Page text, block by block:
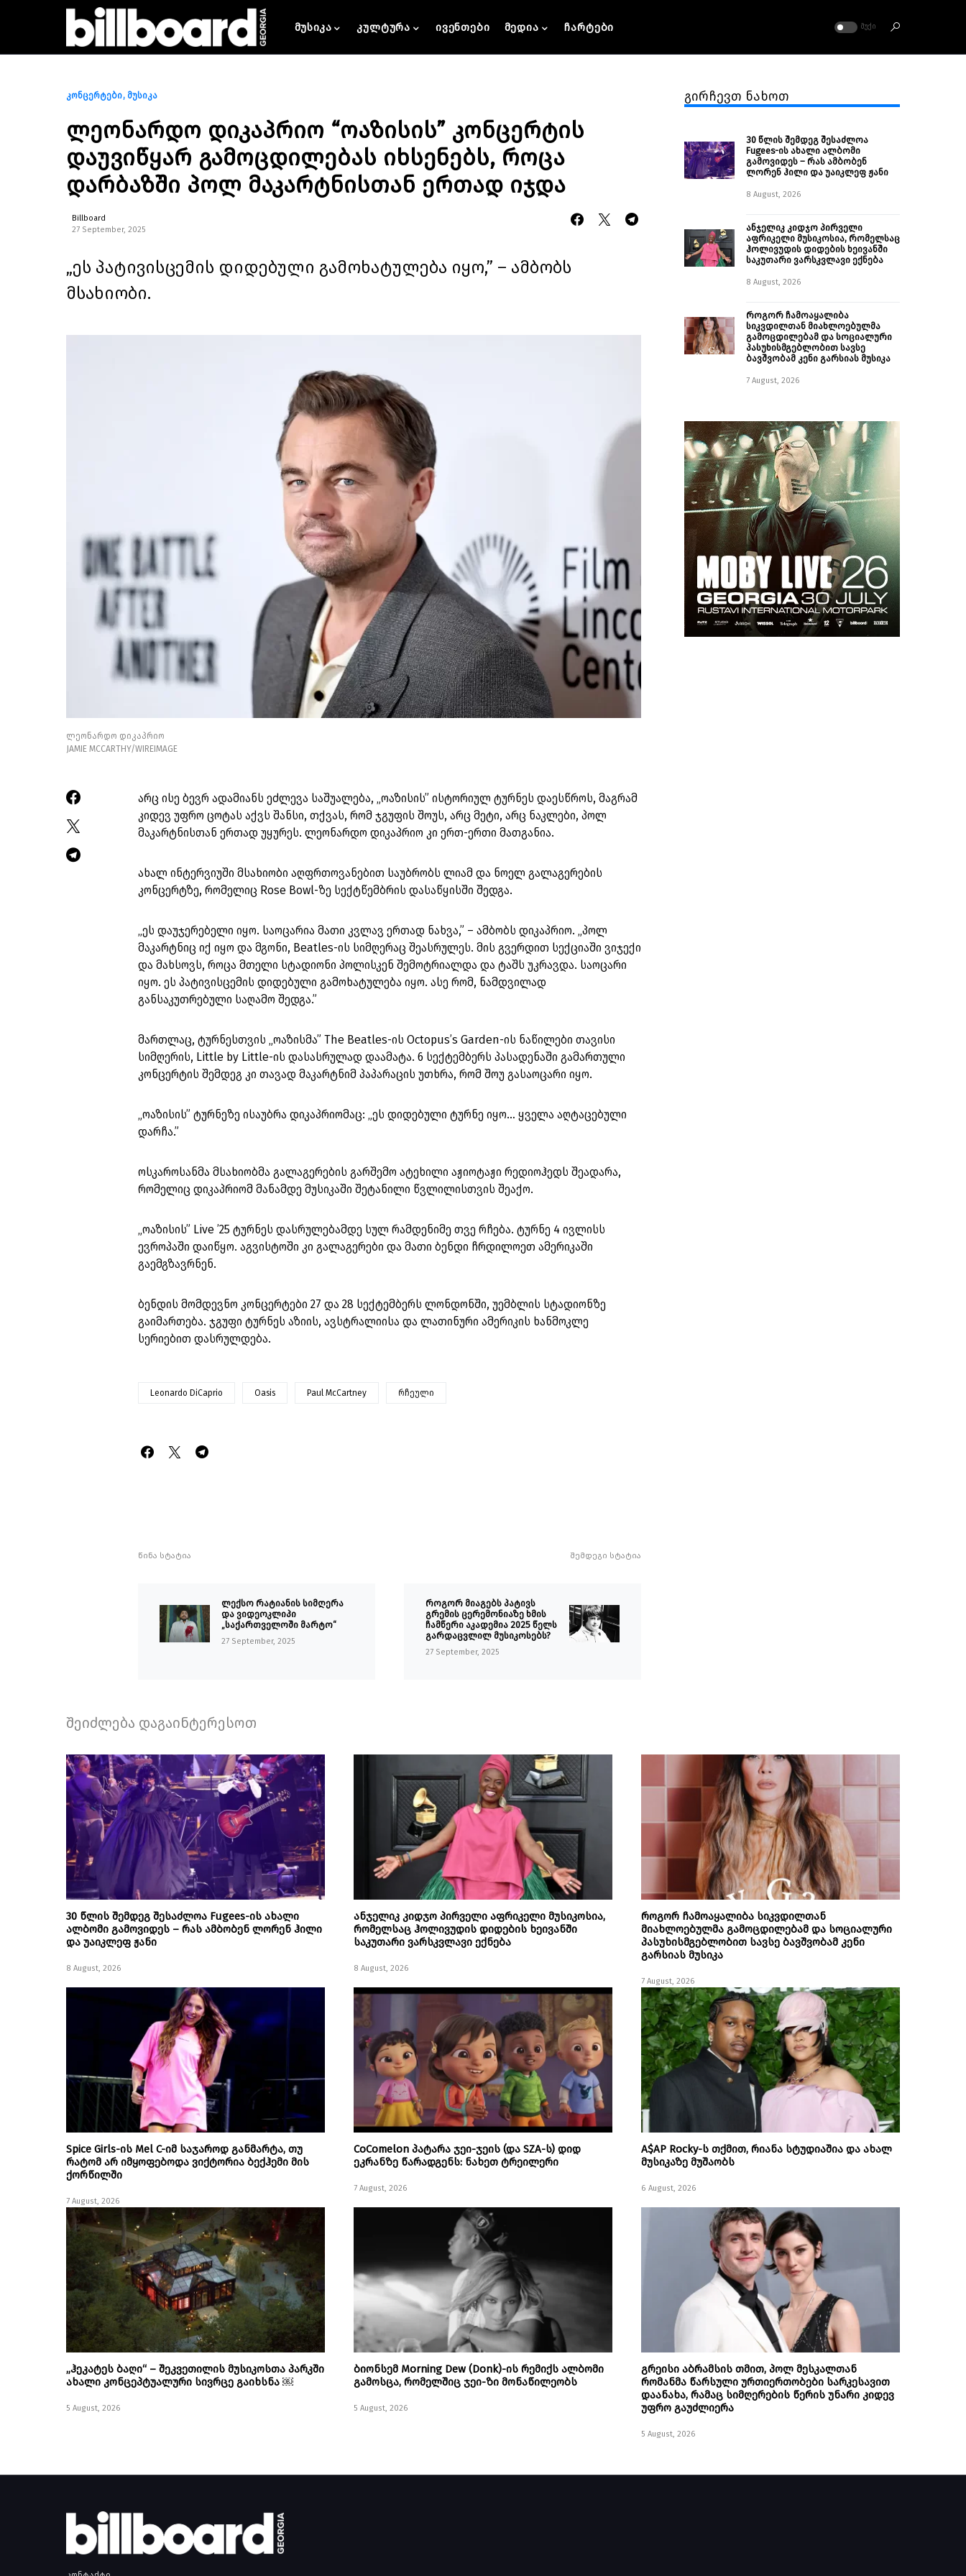
მუსიკა კულტურა ივენთები მედია ჩარტები ᲛᲣᲥᲘ
კონცერტები მუსიკა
ლეონარდო დიკაპრიო “ოაზისის” კონცერტის
დაუვიწყარ გამოცდილებას იხსენებს, როცა
დარბაზში პოლ მაკარტნისთან ერთად იჯდა
Billboard
27 September, 2025
„ეს პატივისცემის დიდებული გამოხატულება იყო,” – ამბობს
მსახიობი.
ლეონარდო დიკაპრიო
JAMIE MCCARTHY/WIREIMAGE
არც ისე ბევრ ადამიანს ეძლევა საშუალება, „ოაზისის” ისტორიულ ტურნეს დაესწროს, მაგრამ
კიდევ უფრო ცოტას აქვს შანსი, თქვას, რომ ჯგუფის შოუს, არც მეტი, არც ნაკლები, პოლ
მაკარტნისთან ერთად უყურეს. ლეონარდო დიკაპრიო კი ერთ-ერთი მათგანია.
ახალ ინტერვიუში მსახიობი აღფრთოვანებით საუბრობს ლიამ და ნოელ გალაგერების
კონცერტზე, რომელიც Rose Bowl-ზე სექტწემბრის დასაწყისში შედგა.
„ეს დაუჯერებელი იყო. საოცარია მათი კვლავ ერთად ნახვა,” – ამბობს დიკაპრიო. „პოლ
მაკარტნიც იქ იყო და მგონი, Beatles-ის სიმღერაც შეასრულეს. მის გვერდით სექციაში ვიჯექი
და მახსოვს, როცა მთელი სტადიონი პოლისკენ შემოტრიალდა და ტაშს უკრავდა. საოცარი
იყო. ეს პატივისცემის დიდებული გამოხატულება იყო. ასე რომ, ნამდვილად
განსაკუთრებული საღამო შედგა.”
მართლაც, ტურნესთვის „ოაზისმა” The Beatles-ის Octopus’s Garden-ის ნაწილები თავისი
სიმღერის, Little by Little-ის დასასრულად დაამატა. 6 სექტემბერს პასადენაში გამართული
კონცერტის შემდეგ კი თავად მაკარტნიმ პაპარაცის უთხრა, რომ შოუ გასაოცარი იყო.
„ოაზისის” ტურნეზე ისაუბრა დიკაპრიომაც: „ეს დიდებული ტურნე იყო… ყველა აღტაცებული
დარჩა.”
ოსკაროსანმა მსახიობმა გალაგერების გარშემო ატეხილი აჟიოტაჟი რედიოჰედს შეადარა,
რომელიც დიკაპრიომ მანამდე მუსიკაში შეტანილი წვლილისთვის შეაქო.
„ოაზისის” Live ’25 ტურნეს დასრულებამდე სულ რამდენიმე თვე რჩება. ტურნე 4 ივლისს
ევროპაში დაიწყო. აგვისტოში კი გალაგერები და მათი ბენდი ჩრდილოეთ ამერიკაში
გაემგზავრნენ.
ბენდის მომდევნო კონცერტები 27 და 28 სექტემბერს ლონდონში, უემბლის სტადიონზე
გაიმართება. ჯგუფი ტურნეს აზიის, ავსტრალიისა და ლათინური ამერიკის ხანმოკლე
სერიებით დასრულდება.
Leonardo DiCaprio Oasis Paul McCartney რჩეული
წინა სტატია
ლექსო რატიანის სიმღერა
და ვიდეოკლიპი
„საქართველოში მარტო“
27 September, 2025
შემდეგი სტატია
როგორ მიაგებს პატივს
გრემის ცერემონიაზე ხმის
ჩამწერი აკადემია 2025 წელს
გარდაცვლილ მუსიკოსებს?
27 September, 2025
გირჩევთ ნახოთ
30 წლის შემდეგ შესაძლოა
Fugees-ის ახალი ალბომი
გამოვიდეს – რას ამბობენ
ლორენ ჰილი და უაიკლეფ ჟანი
8 August, 2026
ანჯელიკ კიდჯო პირველი
აფრიკელი მუსიკოსია, რომელსაც
ჰოლივუდის დიდების ხეივანში
საკუთარი ვარსკვლავი ექნება
8 August, 2026
როგორ ჩამოაყალიბა
სიკვდილთან მიახლოებულმა
გამოცდილებამ და სოციალური
პასუხისმგებლობით სავსე
ბავშვობამ კენი გარსიას მუსიკა
7 August, 2026
შეიძლება დაგაინტერესოთ
30 წლის შემდეგ შესაძლოა Fugees-ის ახალი
ალბომი გამოვიდეს – რას ამბობენ ლორენ ჰილი
და უაიკლეფ ჟანი
8 August, 2026
ანჯელიკ კიდჯო პირველი აფრიკელი მუსიკოსია,
რომელსაც ჰოლივუდის დიდების ხეივანში
საკუთარი ვარსკვლავი ექნება
8 August, 2026
როგორ ჩამოაყალიბა სიკვდილთან
მიახლოებულმა გამოცდილებამ და სოციალური
პასუხისმგებლობით სავსე ბავშვობამ კენი
გარსიას მუსიკა
7 August, 2026
Spice Girls-ის Mel C-იმ საჯაროდ განმარტა, თუ
რატომ არ იმყოფებოდა ვიქტორია ბექჰემი მის
ქორწილში
7 August, 2026
CoComelon პატარა ჯეი-ჯეის (და SZA-ს) დიდ
ეკრანზე წარადგენს: ნახეთ ტრეილერი
7 August, 2026
A$AP Rocky-ს თქმით, რიანა სტუდიაშია და ახალ
მუსიკაზე მუშაობს
6 August, 2026
„ჰეკატეს ბაღი“ – შეკვეთილის მუსიკოსთა პარკში
ახალი კონცეპტუალური სივრცე გაიხსნა ￼
5 August, 2026
ბიონსემ Morning Dew (Donk)-ის რემიქს ალბომი
გამოსცა, რომელშიც ჯეი-ზი მონაწილეობს
5 August, 2026
გრეისი აბრამსის თმით, პოლ მესკალთან
რომანმა წარსული ურთიერთობები სარკესავით
დაანახა, რამაც სიმღერების წერის უნარი კიდევ
უფრო გაუძლიერა
5 August, 2026